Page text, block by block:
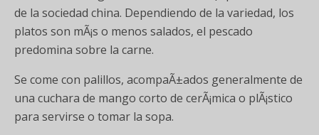
de la sociedad china. Dependiendo de la variedad, los
platos son mÃ¡s o menos salados, el pescado
predomina sobre la carne.
Se come con palillos, acompaÃ±ados generalmente de
una cuchara de mango corto de cerÃ¡mica o plÃ¡stico
para servirse o tomar la sopa.